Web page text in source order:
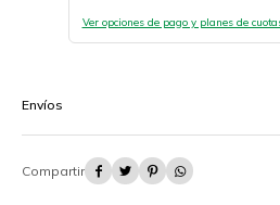
Ver opciones de pago y planes de
Envíos
   